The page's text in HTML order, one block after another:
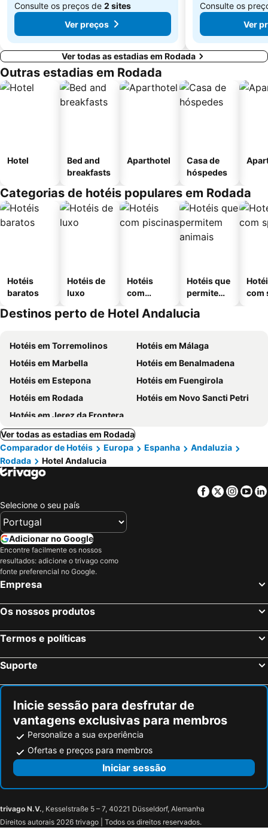
Consulte os preços de 2 sites
Ver preços
Consulte os
Ver
Ver todas as estadias em Rodada
Outras estadias em Rodada
Hotel
Bed and
breakfasts
Aparthotel
Casa de
hóspedes
Categorias de hotéis populares em Rodada
Hotéis
baratos
Hotéis de
luxo
Hotéis
com
Hotéis que
permitem
com
Destinos perto de Hotel Andalucia
Hotéis em Torremolinos
Hotéis em Málaga
Hotéis em Marbella
Hotéis em Benalmadena
Hotéis em Estepona
Hotéis em Fuengirola
Hotéis em Rodada
Hotéis em Novo Sancti Petri
Hotéis em Jerez da Frontera
Ver todas as estadias em Rodada
Comparador de Hotéis
Europa Espanha
Andaluzia
Rodada
Hotel Andalucia
Facebook
Twitter
Selecione o seu país
Adicionar no Google
Encontre facilmente os nossos
resultados: adicione o trivago como
fonte preferencial no Google.
Empresa
Os nossos produtos
Termos e políticas
Suporte
Inicie sessão para desfrutar de
vantagens exclusivas para membros
Personalize a sua experiência
Ofertas e preços para membros
Iniciar sessão
trivago N.V., Kesselstraße 5 – 7, 40221 Düsseldorf, Alemanha
Direitos autorais 2026 trivago | Todos os direitos reservados.